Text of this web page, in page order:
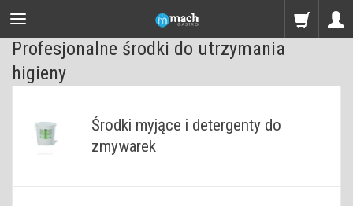
Profesjonalne środki do utrzymania
higieny
Środki myjące i detergenty do
zmywarek